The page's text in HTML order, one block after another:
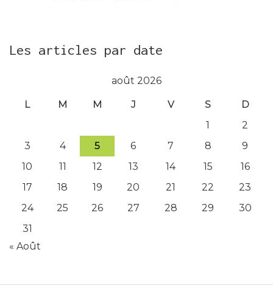
Les articles par date
août 2026
L M M J V S
D
1
2
3
4 5 6 7 8
9
10
11 12 13 14 15
16
17
18 19 20 21 22
23
24
25 26 27 28 29
30
31
« Août